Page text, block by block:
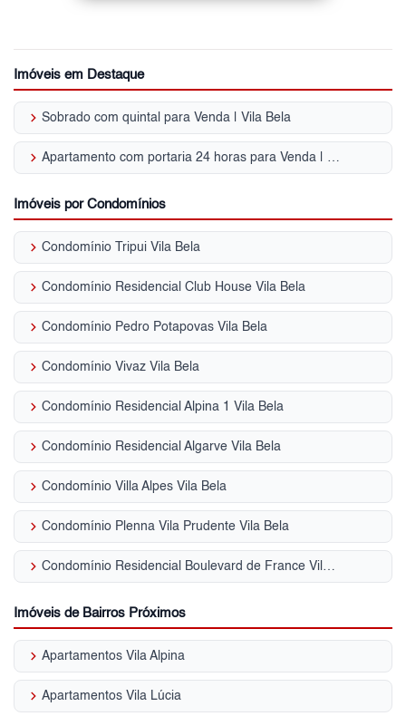
Imóveis em Destaque
keyboard_arrow_right Sobrado com quintal para Venda | Vila Bela
keyboard_arrow_right Apartamento com portaria 24 horas para Venda | Vila Bela
Imóveis por Condomínios
keyboard_arrow_right Condomínio Tripui Vila Bela
keyboard_arrow_right Condomínio Residencial Club House Vila Bela
keyboard_arrow_right Condomínio Pedro Potapovas Vila Bela
keyboard_arrow_right Condomínio Vivaz Vila Bela
keyboard_arrow_right Condomínio Residencial Alpina 1 Vila Bela
keyboard_arrow_right Condomínio Residencial Algarve Vila Bela
keyboard_arrow_right Condomínio Villa Alpes Vila Bela
keyboard_arrow_right Condomínio Plenna Vila Prudente Vila Bela
keyboard_arrow_right Condomínio Residencial Boulevard de France Vila Bela
Imóveis de Bairros Próximos
keyboard_arrow_right Apartamentos Vila Alpina
keyboard_arrow_right Apartamentos Vila Lúcia